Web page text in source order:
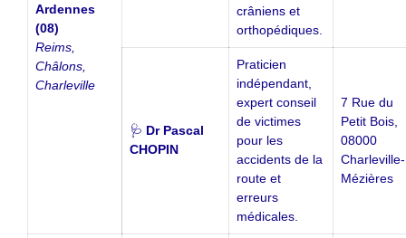
Ardennes
(08)
Reims,
Châlons,
Charleville
crâniens et
orthopédiques.
🩺 Dr Pascal
CHOPIN
Praticien
indépendant,
expert conseil
de victimes
pour les
accidents de la
route et
erreurs
médicales.
7 Rue du
Petit Bois,
08000
Charleville-
Mézières